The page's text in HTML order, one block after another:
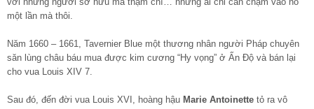
một lần mà thôi.
Năm 1660 – 1661, Tavernier Blue một thương nhân người Pháp chuyên
săn lùng châu báu mua được kim cương “Hy vọng” ở Ấn Độ và bán lại
cho vua Louis XIV 7.
Sau đó, đến đời vua Louis XVI, hoàng hậu Marie Antoinette tỏ ra vô